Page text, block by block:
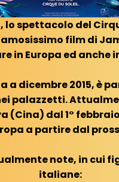
lo spettacolo del
film di
in Europa ed anche
a dicembre 2015, è
palazzetti.
(Cina) dal 1°
a partire dal
note, in cui
italiane: